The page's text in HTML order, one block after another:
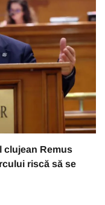
clujean Remus
riscă să se